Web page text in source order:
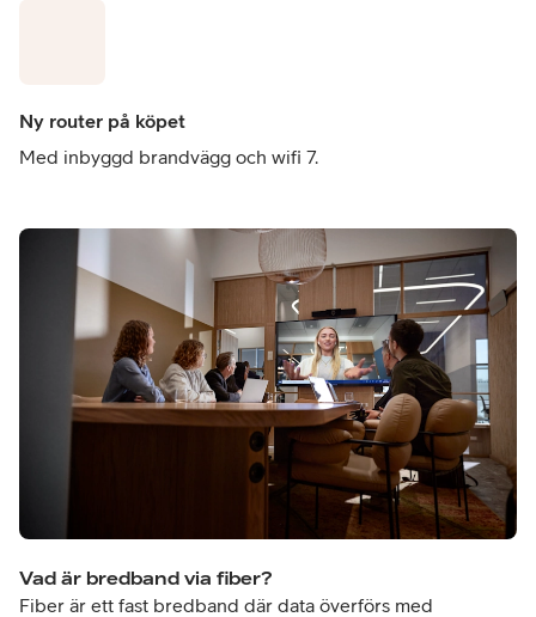
Ny router på köpet
Med inbyggd brandvägg och wifi 7.
Vad är bredband via fiber?
Fiber är ett fast bredband där data överförs med